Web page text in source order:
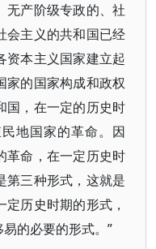
无产阶级专政的、社
会主义的共和国已经
资本主义国家建立起
家的国家构成和政权
国，在一定的历史时
地国家的革命。因
革命，在一定历史时
第三种形式，这就是
历史时期的形式，
的必要的形式。”